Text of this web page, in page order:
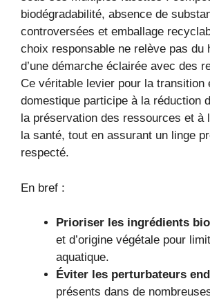
biodégradabilité, absence de
controversées et emballage
choix responsable ne relève pas du
d’une démarche éclairée avec des
Ce véritable levier pour la transition
domestique participe à la réduction
la préservation des ressources et à
la santé, tout en assurant un linge
respecté.
En bref :
Prioriser les ingrédients
et d’origine végétale pour
aquatique.
Éviter les perturbateurs
présents dans de